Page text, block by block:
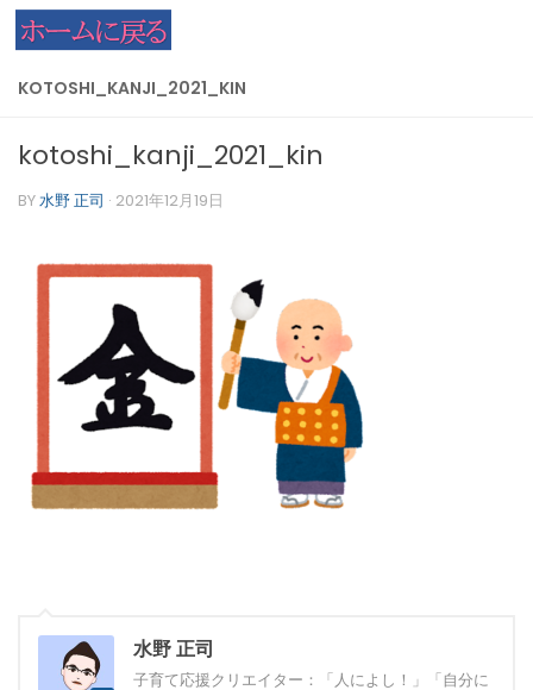
コンテンツへスキップ
KOTOSHI_KANJI_2021_KIN
kotoshi_kanji_2021_kin
BY水野 正司 · 2021年12月19日
水野 正司
子育て応援クリエイター：「人によし！」「自分に